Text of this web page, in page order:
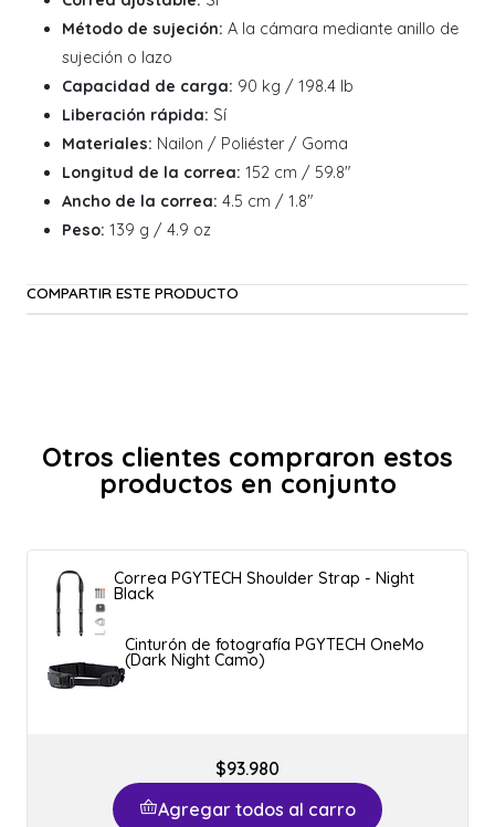
Método de sujeción: A la cámara mediante anillo de
sujeción o lazo
Capacidad de carga: 90 kg / 198.4 lb
Liberación rápida: Sí
Materiales: Nailon / Poliéster / Goma
Longitud de la correa: 152 cm / 59.8"
Ancho de la correa: 4.5 cm / 1.8"
Peso: 139 g / 4.9 oz
COMPARTIR ESTE PRODUCTO
Otros clientes compraron estos
productos en conjunto
Correa PGYTECH Shoulder Strap - Night
Black
Cinturón de fotografía PGYTECH OneMo
(Dark Night Camo)
$93.980
Agregar todos al carro